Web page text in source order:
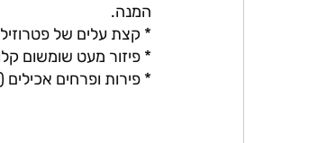
המנה.
* קצת עלים של
* פיזור מעט שומשום
* פירות ופרחים אכילים